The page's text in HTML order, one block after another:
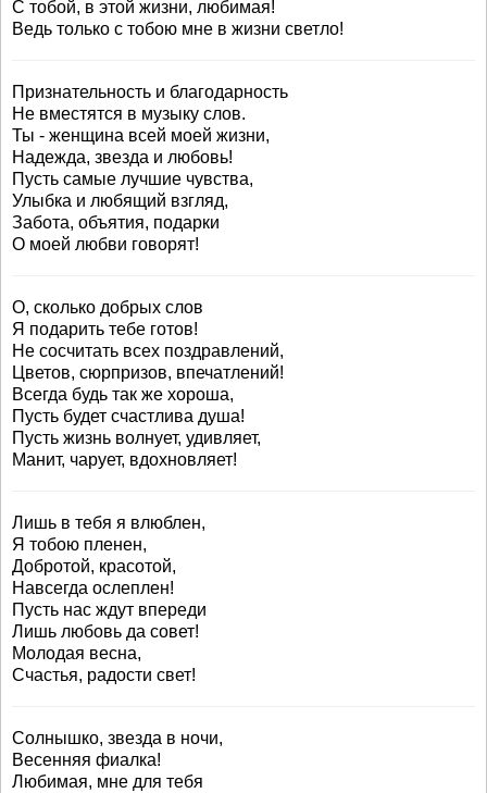
С тобой, в этой жизни, любимая!
Ведь только с тобою мне в жизни светло!
Признательность и благодарность
Не вместятся в музыку слов.
Ты - женщина всей моей жизни,
Надежда, звезда и любовь!
Пусть самые лучшие чувства,
Улыбка и любящий взгляд,
Забота, объятия, подарки
О моей любви говорят!
О, сколько добрых слов
Я подарить тебе готов!
Не сосчитать всех поздравлений,
Цветов, сюрпризов, впечатлений!
Всегда будь так же хороша,
Пусть будет счастлива душа!
Пусть жизнь волнует, удивляет,
Манит, чарует, вдохновляет!
Лишь в тебя я влюблен,
Я тобою пленен,
Добротой, красотой,
Навсегда ослеплен!
Пусть нас ждут впереди
Лишь любовь да совет!
Молодая весна,
Счастья, радости свет!
Солнышко, звезда в ночи,
Весенняя фиалка!
Любимая, мне для тебя